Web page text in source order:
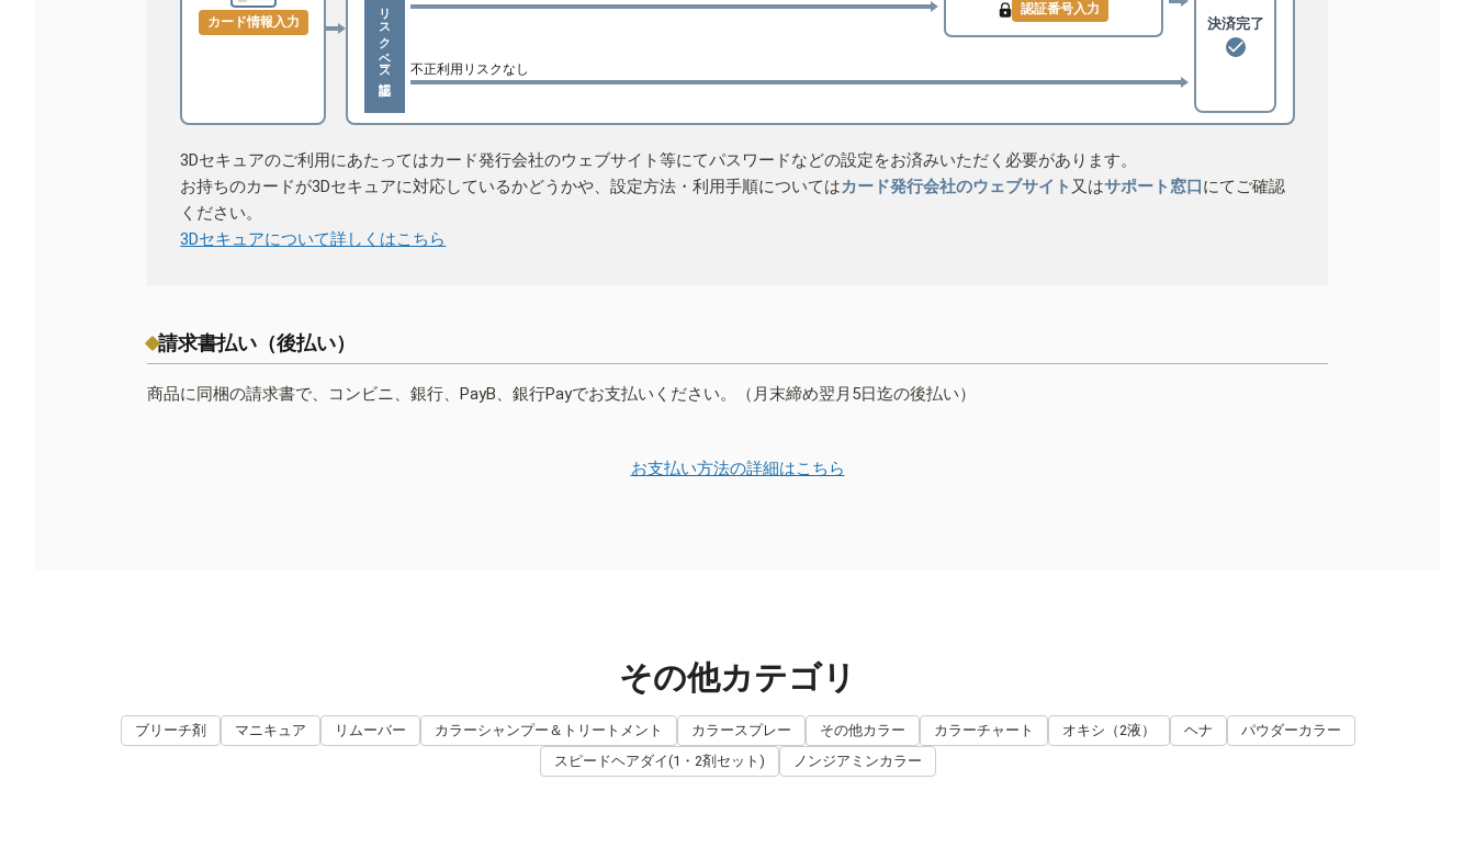
カード情報入力 リスクベース認証
認証番号入力
不正利用リスクなし
決済完了
3Dセキュアのご利用にあたってはカード発行会社のウェブサイト等にてパスワードなどの設定をお済みいただく必要があります。
お持ちのカードが3Dセキュアに対応しているかどうかや、設定方法・利用手順についてはカード発行会社のウェブサイト 又はサポート窓口にてご確認
ください。
3Dセキュアについて詳しくはこちら
請求書払い（後払い）
商品に同梱の請求書で、コンビニ、銀行、PayB、銀行Payでお支払いください。（月末締め翌月5日迄の後払い）
お支払い方法の詳細はこちら
その他カテゴリ
ブリーチ剤 マニキュア リムーバー カラーシャンプー＆トリートメント カラースプレー その他カラー カラーチャート オキシ（2液） ヘナ
パウダーカラー
スピードヘアダイ(1・2剤セット)
ノンジアミンカラー